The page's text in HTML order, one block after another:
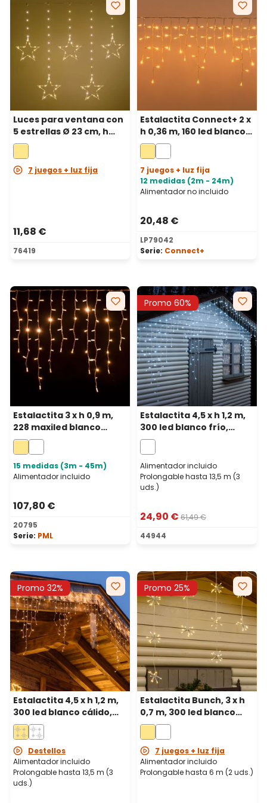
Luces para ventana con
5 estrellas Ø 23 cm, h
0,86 m, a pilas, 80
microled blanco cálido,
cable metal plata
7 juegos + luz fija
11,68 €
76419
Estalactita Connect+ 2 x
h 0,36 m, 160 led blanco
cálido, cable
transparente,
prolongable
7 juegos + luz fija
12 medidas (2m - 24m)
Alimentador no incluido
20,48 €
LP79042
Serie: Connect+
Estalactita 3 x h 0,9 m,
228 maxiled blanco
cálido, cable blanco,
prolongable, IP67
15 medidas (3m - 45m)
Alimentador incluido
107,80 €
20795
Serie: PML
Promo 60%
Estalactita 4,5 x h 1,2 m,
300 led blanco frío,
cable blanco,
prolongable
Alimentador incluido
Prolongable hasta 13,5 m (3
uds.)
24,90 € 61,49 €
44944
Promo 32%
Estalactita 4,5 x h 1,2 m,
300 led blanco cálido,
cable blanco,
prolongable
Destellos
Alimentador incluido
Prolongable hasta 13,5 m (3
uds.)
Promo 25%
Estalactita Bunch, 3 x h
0,7 m, 300 led blanco
cálido, prolongable,
cable blanco
7 juegos + luz fija
Alimentador incluido
Prolongable hasta 6 m (2 uds.)